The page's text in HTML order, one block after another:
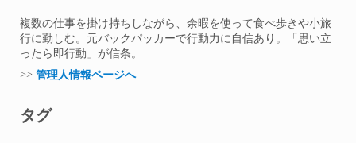
複数の仕事を掛け持ちしながら、余暇を使って食べ歩きや小旅
行に勤しむ。元バックパッカーで行動力に自信あり。「思い立
ったら即行動」が信条。
>> 管理人情報ページへ
タグ